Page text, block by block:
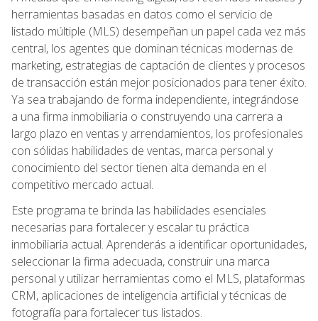
herramientas basadas en datos como el servicio de
listado múltiple (MLS) desempeñan un papel cada vez más
central, los agentes que dominan técnicas modernas de
marketing, estrategias de captación de clientes y procesos
de transacción están mejor posicionados para tener éxito.
Ya sea trabajando de forma independiente, integrándose
a una firma inmobiliaria o construyendo una carrera a
largo plazo en ventas y arrendamientos, los profesionales
con sólidas habilidades de ventas, marca personal y
conocimiento del sector tienen alta demanda en el
competitivo mercado actual.
Este programa te brinda las habilidades esenciales
necesarias para fortalecer y escalar tu práctica
inmobiliaria actual. Aprenderás a identificar oportunidades,
seleccionar la firma adecuada, construir una marca
personal y utilizar herramientas como el MLS, plataformas
CRM, aplicaciones de inteligencia artificial y técnicas de
fotografía para fortalecer tus listados.